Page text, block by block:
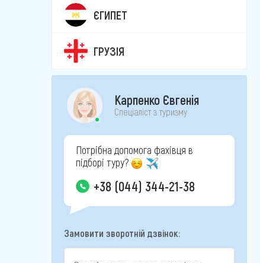
ЄГИПЕТ
ГРУЗІЯ
Карпенко Євгенія
Спеціаліст з туризму
Потрібна допомога фахівця в
підборі туру?
+38 (044) 344-21-38
Замовити зворотній дзвінок: